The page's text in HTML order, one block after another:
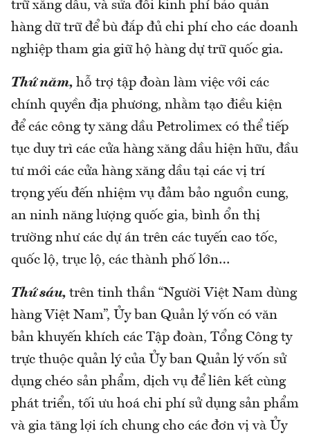
trữ xăng dầu, và sửa đổi kinh phí bảo quản
hàng dữ trữ để bù đắp đủ chi phí cho các doanh
nghiệp tham gia giữ hộ hàng dự trữ quốc gia.
Thứ năm, hỗ trợ tập đoàn làm việc với các
chính quyền địa phương, nhằm tạo điều kiện
để các công ty xăng dầu Petrolimex có thể tiếp
tục duy trì các cửa hàng xăng dầu hiện hữu, đầu
tư mới các cửa hàng xăng dầu tại các vị trí
trọng yếu đến nhiệm vụ đảm bảo nguồn cung,
an ninh năng lượng quốc gia, bình ổn thị
trường như các dự án trên các tuyến cao tốc,
quốc lộ, trục lộ, các thành phố lớn…
Thứ sáu, trên tinh thần “Người Việt Nam dùng
hàng Việt Nam”, Ủy ban Quản lý vốn có văn
bản khuyến khích các Tập đoàn, Tổng Công ty
trực thuộc quản lý của Ủy ban Quản lý vốn sử
dụng chéo sản phẩm, dịch vụ để liên kết cùng
phát triển, tối ưu hoá chi phí sử dụng sản phẩm
và gia tăng lợi ích chung cho các đơn vị và Ủy